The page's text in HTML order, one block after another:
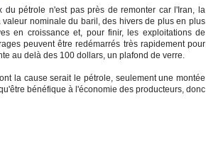
du pétrole n'est pas près de remonter car l'Iran, la
nominale du baril, des hivers de plus en plus
en croissance et, pour finir, les exploitations de
peuvent être redémarrés très rapidement pour
au delà des 100 dollars, un plafond de verre.
la cause serait le pétrole, seulement une montée
bénéfique à l'économie des producteurs, donc